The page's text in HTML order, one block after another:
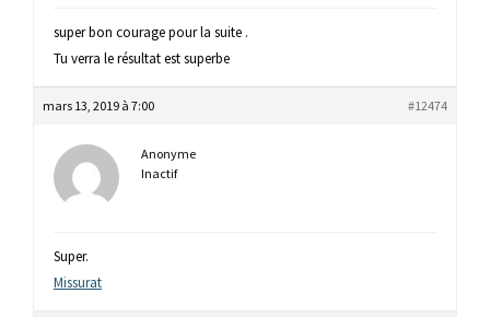
super bon courage pour la suite .
Tu verra le résultat est superbe
mars 13, 2019 à 7:00 #12474
Anonyme
Inactif
Super.
Missurat